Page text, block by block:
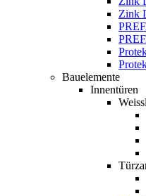
Zink
Bauelemente
Innentüren